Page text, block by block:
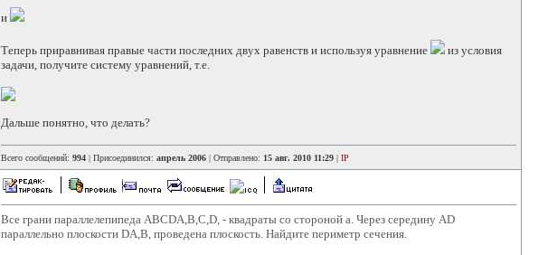
и
Теперь приравнивая правые части последних двух равенств и используя уравнение
из условия
задачи, получите систему уравнений, т.е.
Дальше понятно, что делать?
Всего сообщений: 994 | Присоединился: апрель 2006 | Отправлено: 15 авг. 2010 11:29 | IP
Все грани параллелепипеда ABCDA,B,C,D, - квадраты со стороной a. Через середину AD
параллельно плоскости DA,B, проведена плоскость. Найдите периметр сечения.